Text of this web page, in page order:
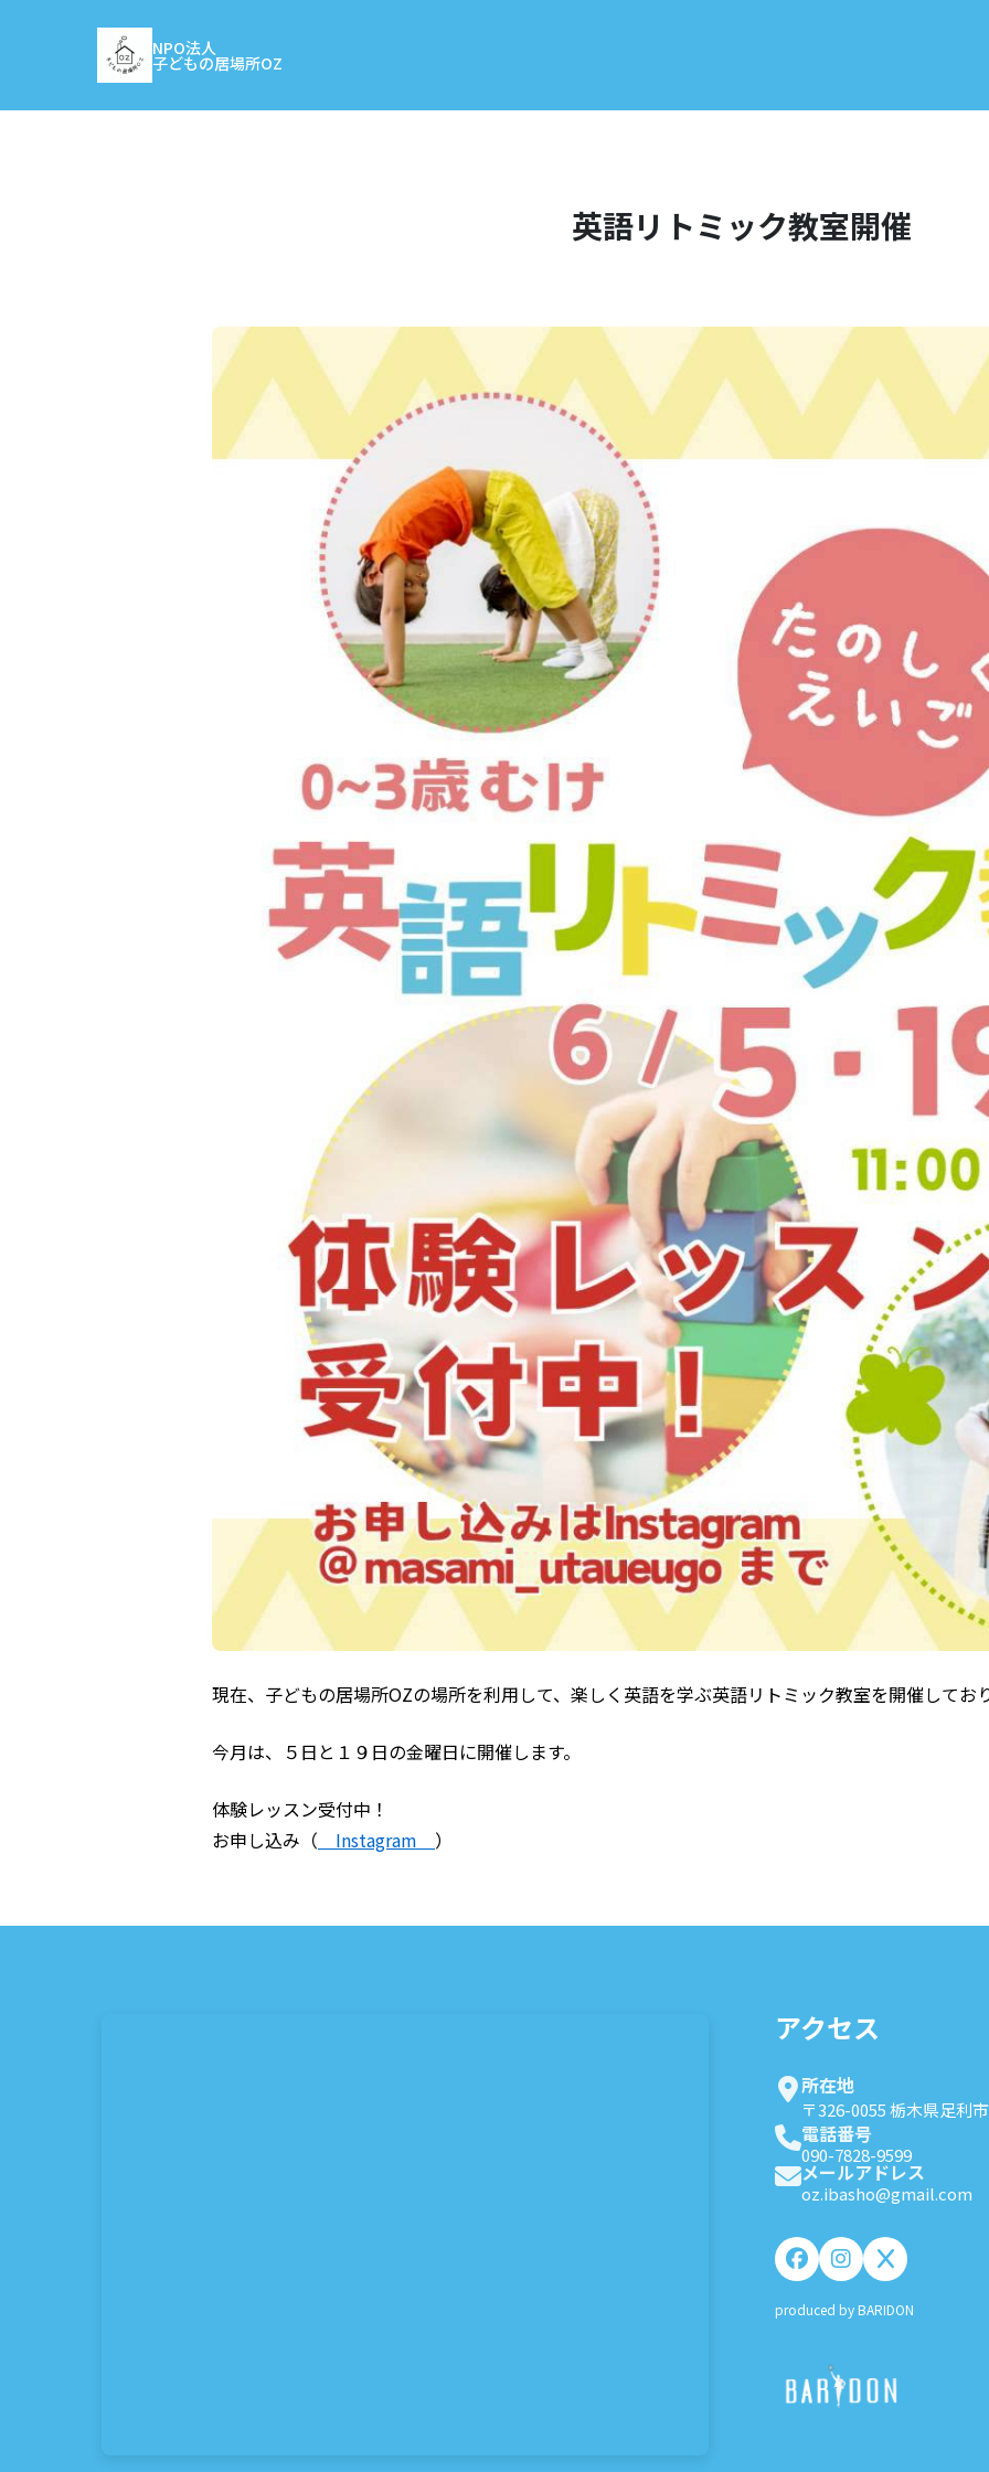
NPO法人
子どもの居場所OZ
英語リトミック教室開催
現在、子どもの居場所OZの場所を利用して、楽しく英語を学ぶ英語リトミック教室を開催してお
今月は、５日と１９日の金曜日に開催します。
体験レッスン受付中！
お申し込み（ Instagram ）
アクセス
所在地
〒326-0055 栃木県足利
電話番号
090-7828-9599
メールアドレス
oz.ibasho@gmail.com
produced by BARIDON